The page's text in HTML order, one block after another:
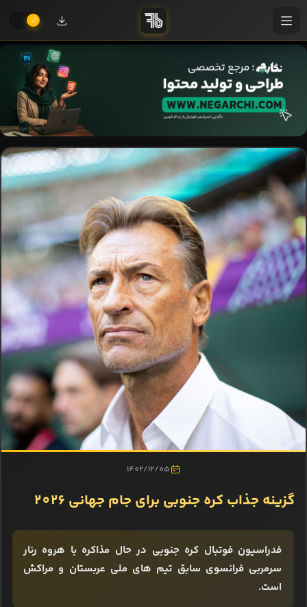
1402/12/05
گزینه جذاب کره جنوبی برای جام جهانی 2026
فدراسیون فوتبال کره جنوبی در حال مذاکره با هروه رنار
سرمربی فرانسوی سابق تیم‌ های ملی عربستان و مراکش
است.